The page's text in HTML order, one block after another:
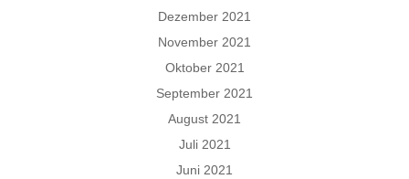
Dezember 2021
November 2021
Oktober 2021
September 2021
August 2021
Juli 2021
Juni 2021